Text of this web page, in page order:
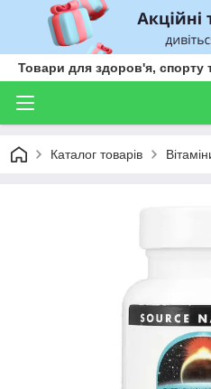
Товари для здоров'я, спорту
Каталог товарів